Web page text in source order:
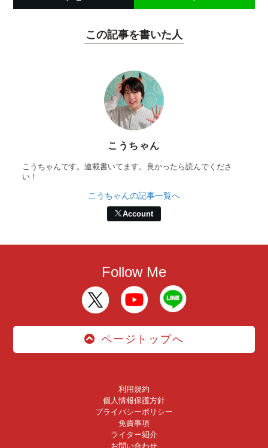
この記事を書いた人
こうちゃん
こうちゃんです。連載書いてます。良かったら読んでくださ
い！
こうちゃんの記事一覧へ
Account
Follow Me
ページトップへ
利用規約
個人情報保護方針
プライバシーポリシー
免責事項
ライター紹介
お問い合わせ